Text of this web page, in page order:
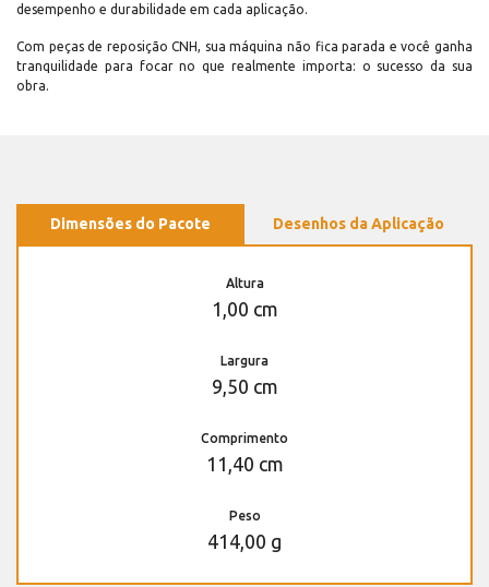
desempenho e durabilidade em cada aplicação.
Com peças de reposição CNH, sua máquina não fica parada e você ganha
tranquilidade para focar no que realmente importa: o sucesso da sua
obra.
Dimensões do Pacote Desenhos da Aplicação
Altura
1,00 cm
Largura
9,50 cm
Comprimento
11,40 cm
Peso
414,00 g